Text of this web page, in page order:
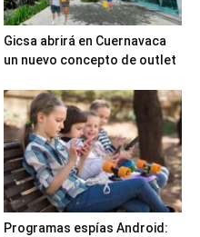
Gicsa abrirá en Cuernavaca
un nuevo concepto de outlet
Programas espías Android: